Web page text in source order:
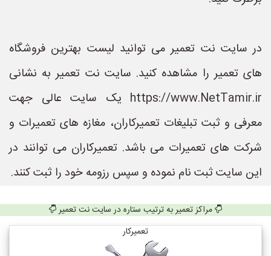
در سایت نت تعمیر می توانید لیست بهترین فروشگاه
های تعمیر را مشاهده کنید. سایت نت تعمیر به نشانی
https://www.NetTamir.ir یک سایت عالی جهت
معرفی و ثبت تبلیغات تعمیرکاران، مغازه های تعمیرات و
شرکت های تعمیرات می باشد. تعمیرکاران می توانند در
این سایت ثبت نام نموده و سپس رزومه خود را ثبت کنند.
مراکز تعمیر به ترتیب ستاره در سایت نت تعمیر
تعمیرکار